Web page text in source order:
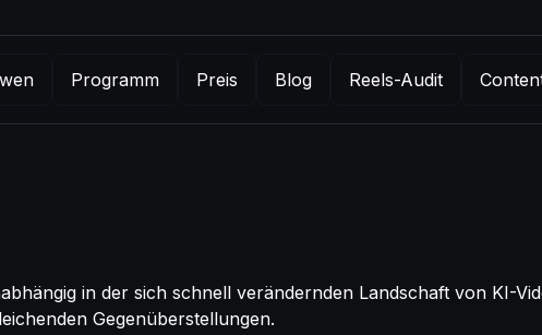
Programm Preis Blog Reels-Audit
in der sich schnell verändernden Landschaft von KI-
Gegenüberstellungen.